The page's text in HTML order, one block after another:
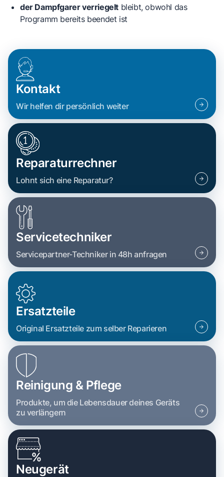
der Dampfgarer verriegelt bleibt, obwohl das
Programm bereits beendet ist
Kontakt
Wir helfen dir persönlich weiter
Reparaturrechner
Lohnt sich eine Reparatur?
Servicetechniker
Servicepartner-Techniker in 48h anfragen
Ersatzteile
Original Ersatzteile zum selber Reparieren
Reinigung & Pflege
Produkte, um die Lebensdauer deines Geräts
zu verlängern
Neugerät